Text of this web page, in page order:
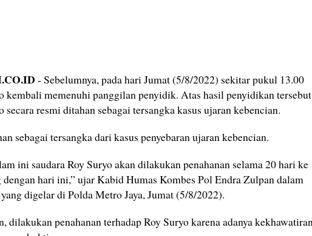
- Sebelumnya, pada hari Jumat (5/8/2022) sekitar pukul 13.00
kembali memenuhi panggilan penyidik. Atas hasil penyidikan
secara resmi ditahan sebagai tersangka kasus ujaran kebencian.
sebagai tersangka dari kasus penyebaran ujaran kebencian.
ini saudara Roy Suryo akan dilakukan penahanan selama 20 hari ke
hari ini,” ujar Kabid Humas Kombes Pol Endra Zulpan dalam
digelar di Polda Metro Jaya, Jumat (5/8/2022).
dilakukan penahanan terhadap Roy Suryo karena adanya